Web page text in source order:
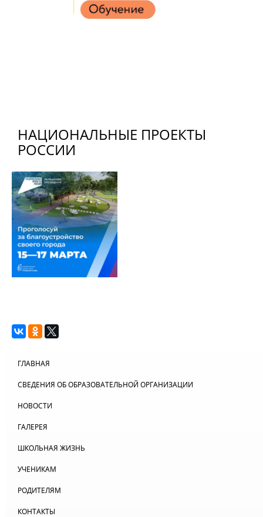
НАЦИОНАЛЬНЫЕ ПРОЕКТЫ
РОССИИ
ГЛАВНАЯ
СВЕДЕНИЯ ОБ ОБРАЗОВАТЕЛЬНОЙ ОРГАНИЗАЦИИ
НОВОСТИ
ГАЛЕРЕЯ
ШКОЛЬНАЯ ЖИЗНЬ
УЧЕНИКАМ
РОДИТЕЛЯМ
КОНТАКТЫ